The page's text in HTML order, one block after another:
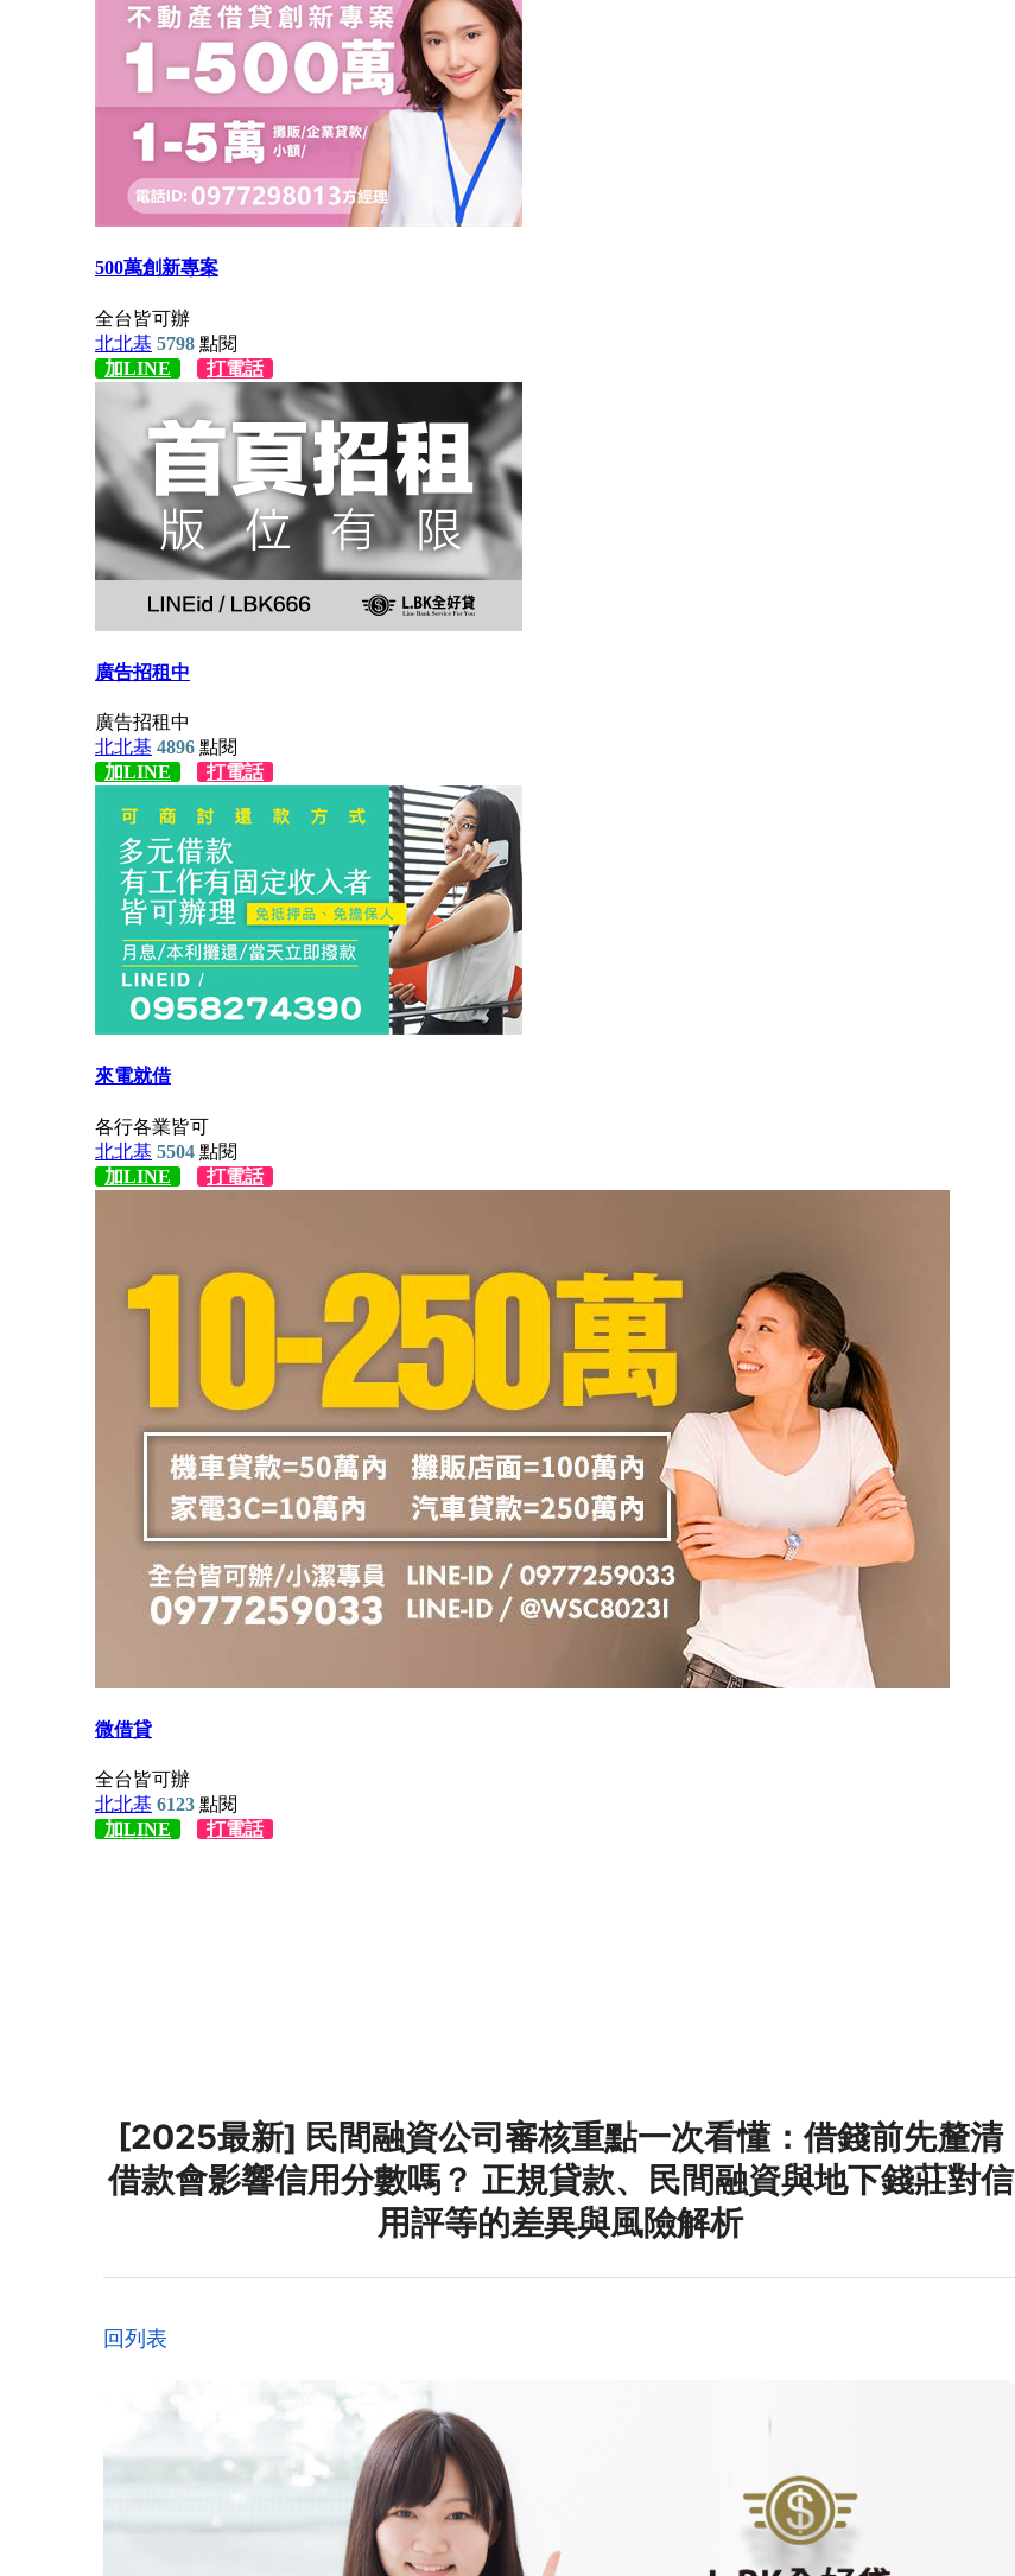
[2025最新] 民間融資公司審核重點一次看懂：借錢前先釐清
借款會影響信用分數嗎？ 正規貸款、民間融資與地下錢莊對信
用評等的差異與風險解析
回列表